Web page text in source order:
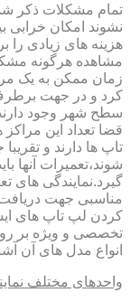
تمام مشکلات ذکر
نشوند امکان خرابی
هزینه های زیادی را
مشاهده هرگونه
زمان ممکن به یک
کرد و در جهت
سطح شهر وجود دارند
قضا تعداد این
تاپ ها دارند و
شوند،تعمیرات
گیرد.نمایندگی های
مناسبی جهت
کردن لپ تاپ های
تخصصی و ویژه بر
انواع مدل های آن
واحدهای مختلف